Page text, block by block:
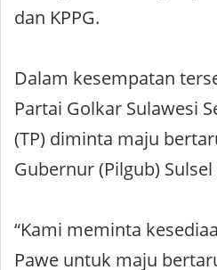
dan KPPG.
Dalam kesempatan
Partai Golkar Sulawesi
(TP) diminta maju
Gubernur (Pilgub)
“Kami meminta
Pawe untuk maju